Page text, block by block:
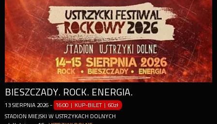
BIESZCZADY. ROCK. ENERGIA.
13 SIERPNIA 2026 - 16:00 | KUP-BILET |60zł
STADION MIEJSKI W USTRZYKACH DOLNYCH